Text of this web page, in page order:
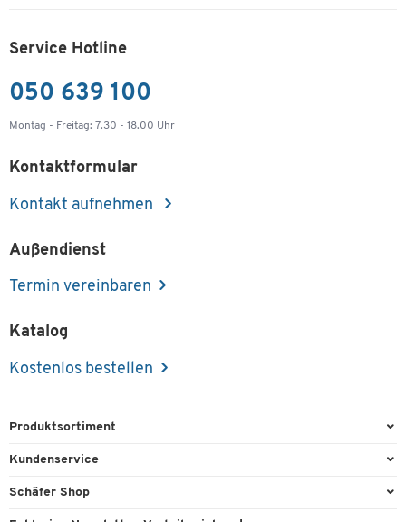
Service Hotline
050 639 100
Montag - Freitag: 7.30 - 18.00 Uhr
Kontaktformular
Kontakt aufnehmen
Außendienst
Termin vereinbaren
Katalog
Kostenlos bestellen
Produktsortiment
Büroausstattung
Kundenservice
Direktbestellung
Schäfer Shop
Services & Leistungen